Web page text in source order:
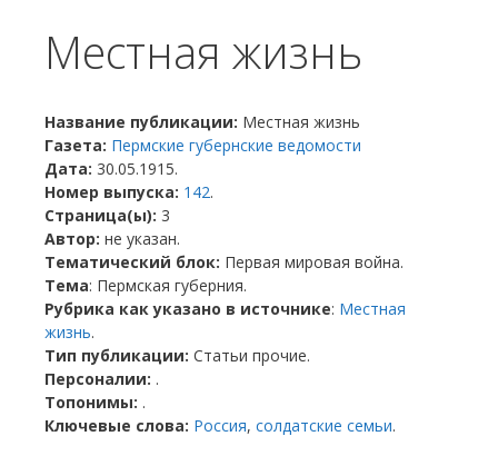
Местная жизнь
Название публикации: Местная жизнь
Газета: Пермские губернские ведомости
Дата: 30.05.1915.
Номер выпуска: 142.
Страница(ы): 3
Автор: не указан.
Тематический блок: Первая мировая война.
Тема: Пермская губерния.
Рубрика как указано в источнике: Местная
жизнь.
Тип публикации: Статьи прочие.
Персоналии: .
Топонимы: .
Ключевые слова: Россия, солдатские семьи.